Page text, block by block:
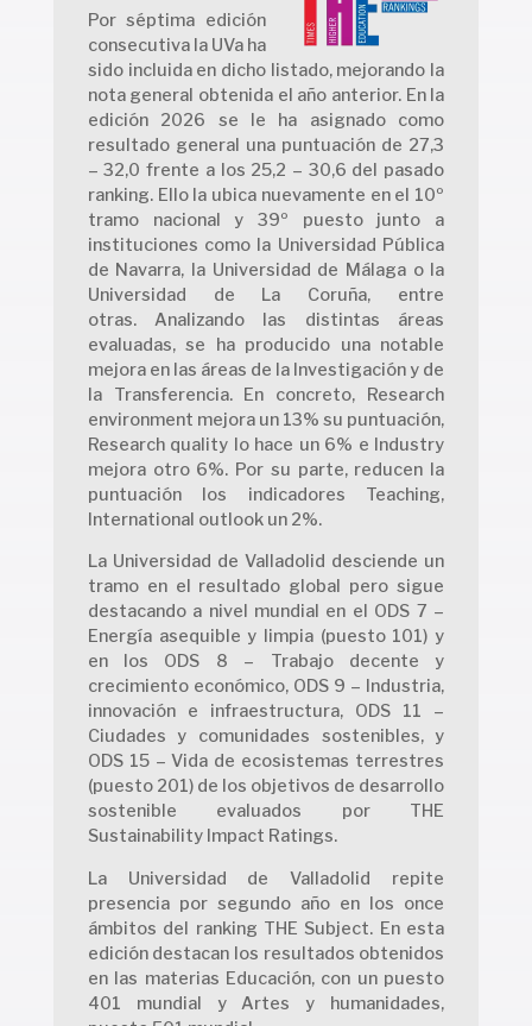
Por séptima edición
consecutiva la UVa ha
sido incluida en dicho listado, mejorando la
nota general obtenida el año anterior. En la
edición 2026 se le ha asignado como
resultado general una puntuación de 27,3
– 32,0 frente a los 25,2 – 30,6 del pasado
ranking. Ello la ubica nuevamente en el 10º
tramo nacional y 39º puesto junto a
instituciones como la Universidad Pública
de Navarra, la Universidad de Málaga o la
Universidad de La Coruña, entre
otras. Analizando las distintas áreas
evaluadas, se ha producido una notable
mejora en las áreas de la Investigación y de
la Transferencia. En concreto, Research
environment mejora un 13% su puntuación,
Research quality lo hace un 6% e Industry
mejora otro 6%. Por su parte, reducen la
puntuación los indicadores Teaching,
International outlook un 2%.
La Universidad de Valladolid desciende un
tramo en el resultado global pero sigue
destacando a nivel mundial en el ODS 7 –
Energía asequible y limpia (puesto 101) y
en los ODS 8 – Trabajo decente y
crecimiento económico, ODS 9 – Industria,
innovación e infraestructura, ODS 11 –
Ciudades y comunidades sostenibles, y
ODS 15 – Vida de ecosistemas terrestres
(puesto 201) de los objetivos de desarrollo
sostenible evaluados por THE
Sustainability Impact Ratings.
La Universidad de Valladolid repite
presencia por segundo año en los once
ámbitos del ranking THE Subject. En esta
edición destacan los resultados obtenidos
en las materias Educación, con un puesto
401 mundial y Artes y humanidades,